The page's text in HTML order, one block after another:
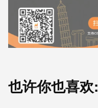
也许你也喜欢: